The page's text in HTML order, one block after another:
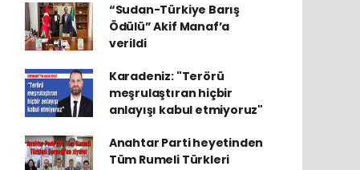
“Sudan-Türkiye Barış
Ödülü” Akif Manaf’a
verildi
Karadeniz: "Terörü
meşrulaştıran hiçbir
anlayışı kabul etmiyoruz"
Anahtar Parti heyetinden
Tüm Rumeli Türkleri